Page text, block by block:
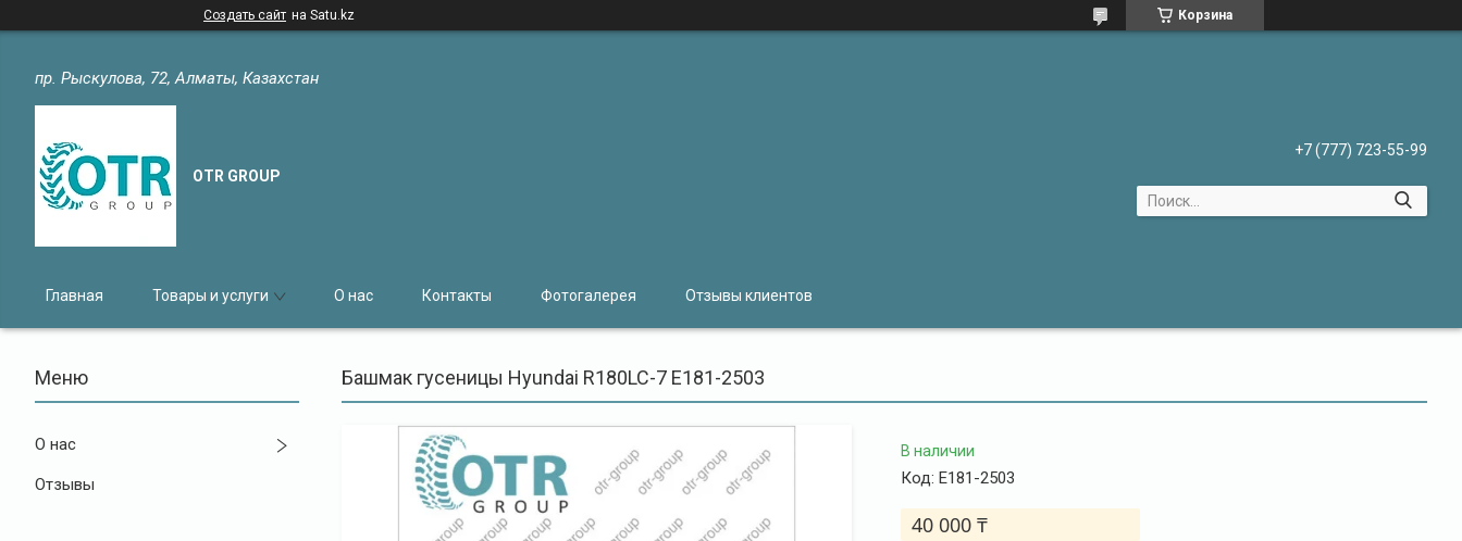
Создать сайт на Satu.kz Корзина
пр. Рыскулова, 72, Алматы, Казахстан
OTR GROUP
+7 (777) 723-55-99
Главная Товары и услуги О нас Контакты Фотогалерея Отзывы клиентов
О нас
Отзывы
Башмак гусеницы Hyundai R180LC-7 E181-2503
В наличии
Код: E181-2503
40 000 ₸